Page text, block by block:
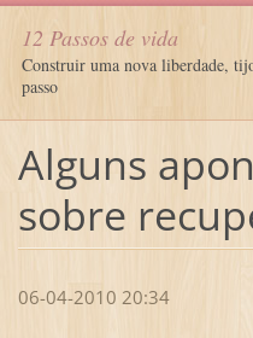
12 Passos de vida
Construir uma nova liberdade,
passo
Alguns
sobre
06-04-2010 20:34